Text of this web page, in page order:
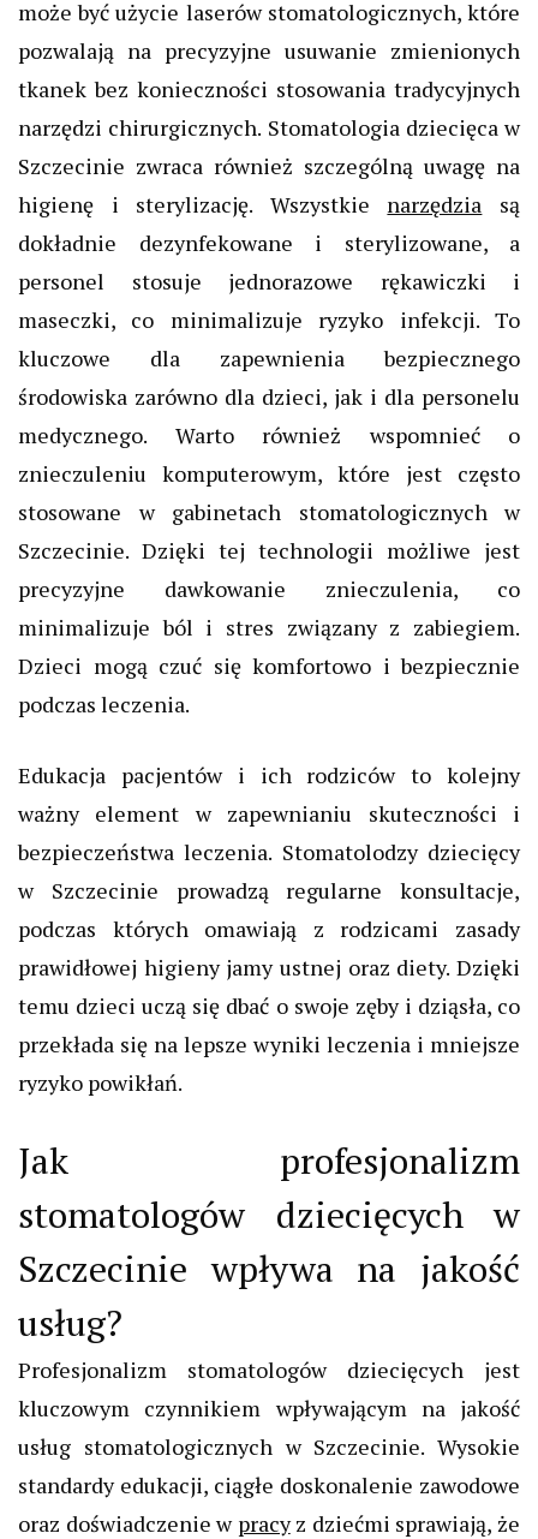
może być użycie laserów stomatologicznych, które
pozwalają na precyzyjne usuwanie zmienionych
tkanek bez konieczności stosowania tradycyjnych
narzędzi chirurgicznych. Stomatologia dziecięca w
Szczecinie zwraca również szczególną uwagę na
higienę i sterylizację. Wszystkie narzędzia są
dokładnie dezynfekowane i sterylizowane, a
personel stosuje jednorazowe rękawiczki i
maseczki, co minimalizuje ryzyko infekcji. To
kluczowe dla zapewnienia bezpiecznego
środowiska zarówno dla dzieci, jak i dla personelu
medycznego. Warto również wspomnieć o
znieczuleniu komputerowym, które jest często
stosowane w gabinetach stomatologicznych w
Szczecinie. Dzięki tej technologii możliwe jest
precyzyjne dawkowanie znieczulenia, co
minimalizuje ból i stres związany z zabiegiem.
Dzieci mogą czuć się komfortowo i bezpiecznie
podczas leczenia.
Edukacja pacjentów i ich rodziców to kolejny
ważny element w zapewnianiu skuteczności i
bezpieczeństwa leczenia. Stomatolodzy dziecięcy
w Szczecinie prowadzą regularne konsultacje,
podczas których omawiają z rodzicami zasady
prawidłowej higieny jamy ustnej oraz diety. Dzięki
temu dzieci uczą się dbać o swoje zęby i dziąsła, co
przekłada się na lepsze wyniki leczenia i mniejsze
ryzyko powikłań.
Jak profesjonalizm
stomatologów dziecięcych w
Szczecinie wpływa na jakość
usług?
Profesjonalizm stomatologów dziecięcych jest
kluczowym czynnikiem wpływającym na jakość
usług stomatologicznych w Szczecinie. Wysokie
standardy edukacji, ciągłe doskonalenie zawodowe
oraz doświadczenie w pracyz dziećmi sprawiają, że